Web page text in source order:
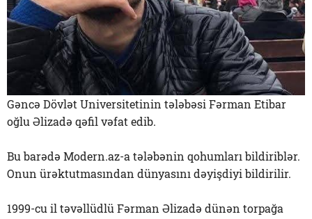
Gəncə Dövlət Universitetinin tələbəsi Fərman Etibar
oğlu Əlizadə qəfil vəfat edib.
Bu barədə Modern.az-a tələbənin qohumları bildiriblər.
Onun ürəktutmasından dünyasını dəyişdiyi bildirilir.
1999-cu il təvəllüdlü Fərman Əlizadə dünən torpağa